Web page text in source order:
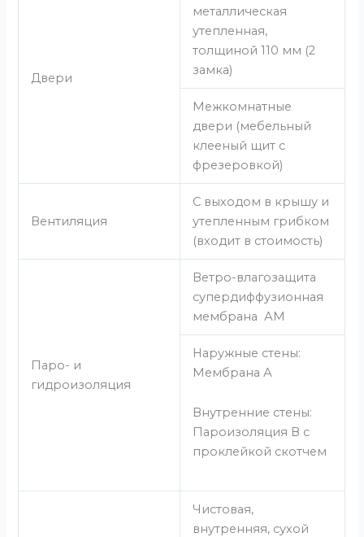
Двери
металлическая
утепленная,
толщиной 110 мм (2
замка)
Межкомнатные
двери (мебельный
клееный щит с
фрезеровкой)
Вентиляция
С выходом в крышу и
утепленным грибком
(входит в стоимость)
Паро- и
гидроизоляция
Ветро-влагозащита
супердиффузионная
мембрана АМ
Наружные стены:
Мембрана А
Внутренние стены:
Пароизоляция В с
проклейкой скотчем
Чистовая,
внутренняя, сухой